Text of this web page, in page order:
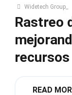
Widetech Group_
Rastreo
recursos
READ